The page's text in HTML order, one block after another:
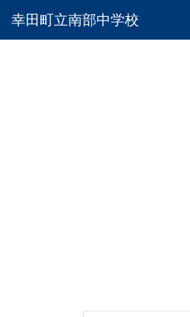
幸田町立南部中学校